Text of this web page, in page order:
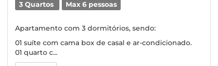
3 Quartos Max 6 pessoas
Apartamento com 3 dormitórios, sendo:
01 suíte com cama box de casal e ar-condicionado.
01 quarto c...